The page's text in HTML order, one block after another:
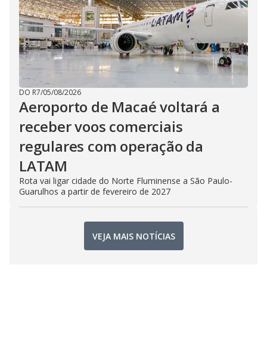
DO R7/05/08/2026
Aeroporto de Macaé voltará a
receber voos comerciais
regulares com operação da
LATAM
Rota vai ligar cidade do Norte Fluminense a São Paulo-
Guarulhos a partir de fevereiro de 2027
VEJA MAIS NOTÍCIAS